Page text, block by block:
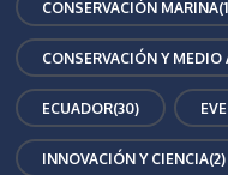
CONSERVACIÓN MARINA
CONSERVACIÓN Y
ECUADOR(30)
INNOVACIÓN Y CIENCIA(2)